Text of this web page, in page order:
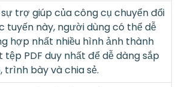
trợ giúp của công cụ chuyển đổi
tuyến này, người dùng có thể dễ
hợp nhất nhiều hình ảnh thành
tệp PDF duy nhất để dễ dàng sắp
trình bày và chia sẻ.